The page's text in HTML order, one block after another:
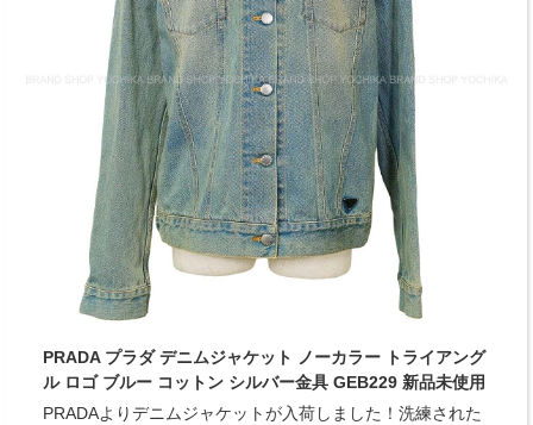
PRADA プラダ デニムジャケット ノーカラー トライアング
ル ロゴ ブルー コットン シルバー金具 GEB229 新品未使用
PRADAよりデニムジャケットが入荷しました！洗練された